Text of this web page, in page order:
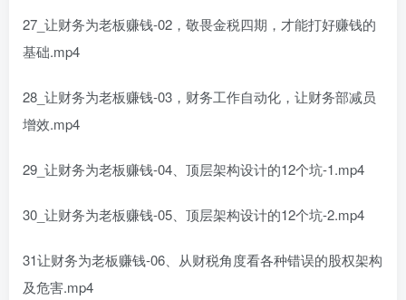
27_让财务为老板赚钱-02，敬畏金税四期，才能打好赚钱的
基础.mp4
28_让财务为老板赚钱-03，财务工作自动化，让财务部减员
增效.mp4
29_让财务为老板赚钱-04、顶层架构设计的12个坑-1.mp4
30_让财务为老板赚钱-05、顶层架构设计的12个坑-2.mp4
31让财务为老板赚钱-06、从财税角度看各种错误的股权架构
及危害.mp4